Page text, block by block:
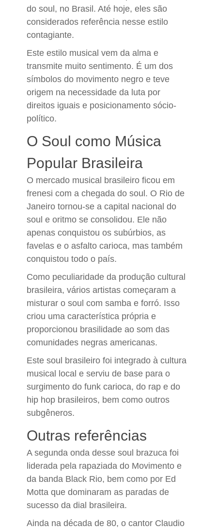
do soul, no Brasil. Até hoje, eles são
considerados referência nesse estilo
contagiante.
Este estilo musical vem da alma e
transmite muito sentimento. É um dos
símbolos do movimento negro e teve
origem na necessidade da luta por
direitos iguais e posicionamento sócio-
político.
O Soul como Música
Popular Brasileira
O mercado musical brasileiro ficou em
frenesi com a chegada do soul. O Rio de
Janeiro tornou-se a capital nacional do
soul e oritmo se consolidou. Ele não
apenas conquistou os subúrbios, as
favelas e o asfalto carioca, mas também
conquistou todo o país.
Como peculiaridade da produção cultural
brasileira, vários artistas começaram a
misturar o soul com samba e forró. Isso
criou uma característica própria e
proporcionou brasilidade ao som das
comunidades negras americanas.
Este soul brasileiro foi integrado à cultura
musical local e serviu de base para o
surgimento do funk carioca, do rap e do
hip hop brasileiros, bem como outros
subgêneros.
Outras referências
A segunda onda desse soul brazuca foi
liderada pela rapaziada do Movimento e
da banda Black Rio, bem como por Ed
Motta que dominaram as paradas de
sucesso da dial brasileira.
Ainda na década de 80, o cantor Claudio